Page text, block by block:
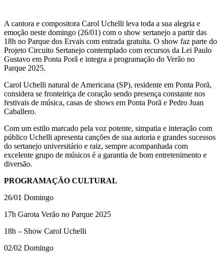
A cantora e compositora Carol Uchelli leva toda a sua alegria e
emoção neste domingo (26/01) com o show sertanejo a partir das
18h no Parque dos Ervais com entrada gratuita. O show faz parte do
Projeto Circuito Sertanejo contemplado com recursos da Lei Paulo
Gustavo em Ponta Porã e integra a programação do Verão no
Parque 2025.
Carol Uchelli natural de Americana (SP), residente em Ponta Porã,
considera se fronteiriça de coração sendo presença constante nos
festivais de música, casas de shows em Ponta Porã e Pedro Juan
Caballero.
Com um estilo marcado pela voz potente, simpatia e interação com
público Uchelli apresenta canções de sua autoria e grandes sucessos
do sertanejo universitário e raiz, sempre acompanhada com
excelente grupo de músicos é a garantia de bom entretenimento e
diversão.
PROGRAMAÇÃO CULTURAL
26/01 Domingo
17h Garota Verão no Parque 2025
18h – Show Carol Uchelli
02/02 Domingo